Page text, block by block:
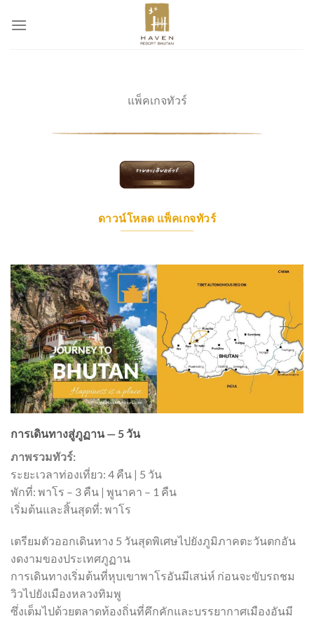
แพ็คเกจทัวร์
ดาวน์โหลด แพ็คเกจทัวร์
การเดินทางสู่ภูฏาน — 5 วัน
ภาพรวมทัวร์:
ระยะเวลาท่องเที่ยว: 4 คืน | 5 วัน
พักที่: พาโร – 3 คืน | พูนาคา – 1 คืน
เริ่มต้นและสิ้นสุดที่: พาโร
เตรียมตัวออกเดินทาง 5 วันสุดพิเศษไปยังภูมิภาคตะวันตกอัน
งดงามของประเทศภูฏาน
การเดินทางเริ่มต้นที่หุบเขาพาโรอันมีเสน่ห์ ก่อนจะขับรถชม
วิวไปยังเมืองหลวงทิมพู
ซึ่งเต็มไปด้วยตลาดท้องถิ่นที่คึกคักและบรรยากาศเมืองอันมี